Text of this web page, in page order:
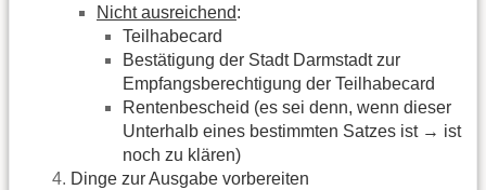
Nicht ausreichend:
Teilhabecard
Bestätigung der Stadt Darmstadt zur
Empfangsberechtigung der Teilhabecard
Rentenbescheid (es sei denn, wenn dieser
Unterhalb eines bestimmten Satzes ist → ist
noch zu klären)
Dinge zur Ausgabe vorbereiten